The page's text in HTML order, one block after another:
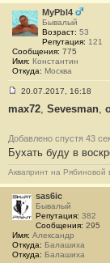
8
6
5
MyPbl4
Бывалый
Возраст: 53
Репутация: 121
Сообщения: 775
Имя: Константин
Откуда: Москва
о
щ
н
и
е
#
8
6
6
20.07.2017, 16:18
max72, Sevesman,
Добавлено спустя 43
Бухать буду в
Аквапринт на Рябиновой
sas6ic
Бывалый
Репутация: 382
Сообщения: 295
Имя: Александр
Откуда: Балашиха
Откуда: Балашиха